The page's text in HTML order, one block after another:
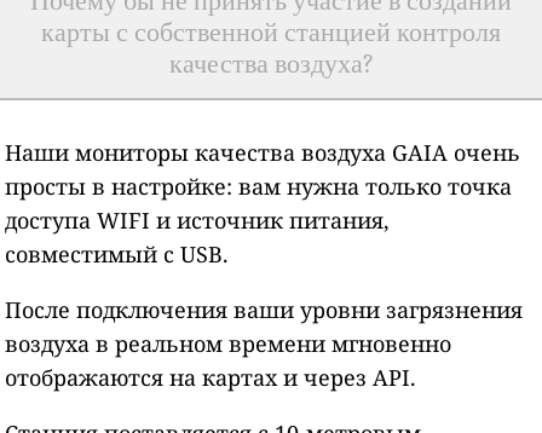
карты с собственной станцией контроля
качества воздуха?
Наши мониторы качества воздуха GAIA очень
просты в настройке: вам нужна только точка
доступа WIFI и источник питания,
совместимый с USB.
После подключения ваши уровни загрязнения
воздуха в реальном времени мгновенно
отображаются на картах и через API.